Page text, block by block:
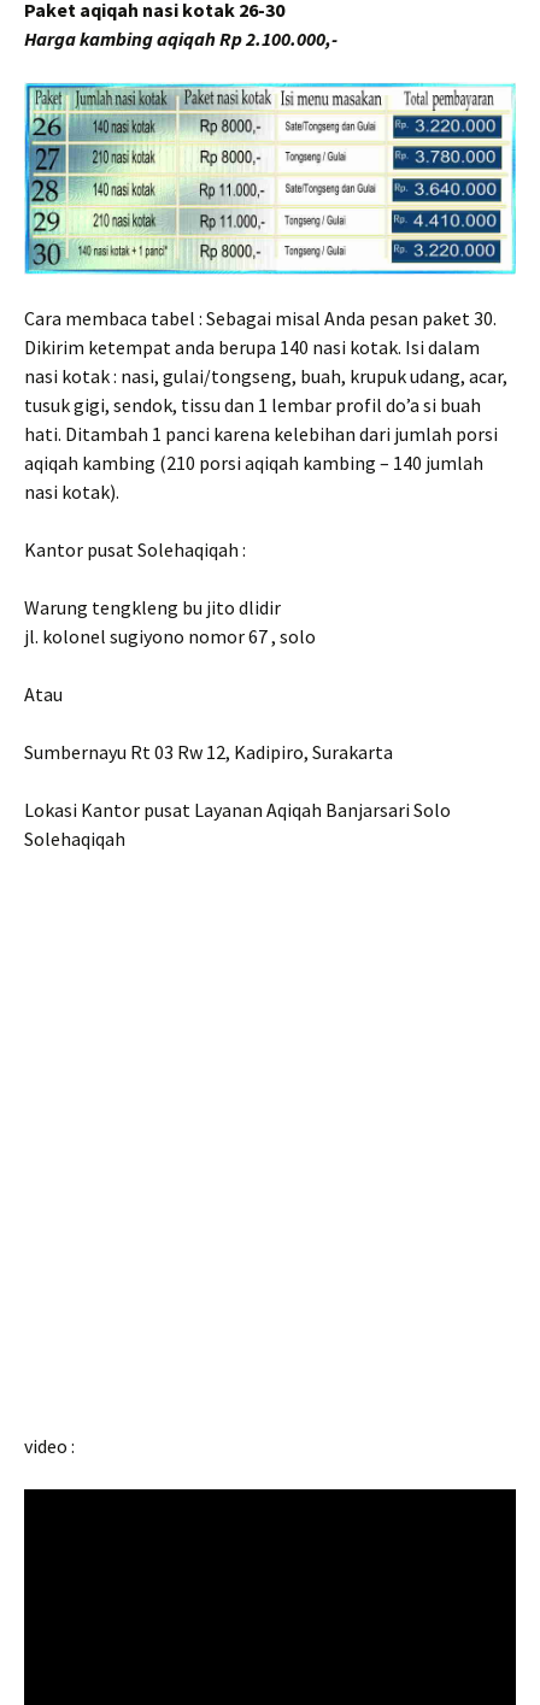
Paket aqiqah nasi kotak 26-30
Harga kambing aqiqah Rp 2.100.000,-
Cara membaca tabel : Sebagai misal Anda pesan paket 30.
Dikirim ketempat anda berupa 140 nasi kotak. Isi dalam
nasi kotak : nasi, gulai/tongseng, buah, krupuk udang, acar,
tusuk gigi, sendok, tissu dan 1 lembar profil do’a si buah
hati. Ditambah 1 panci karena kelebihan dari jumlah porsi
aqiqah kambing (210 porsi aqiqah kambing – 140 jumlah
nasi kotak).
Kantor pusat Solehaqiqah :
Warung tengkleng bu jito dlidir
jl. kolonel sugiyono nomor 67 , solo
Atau
Sumbernayu Rt 03 Rw 12, Kadipiro, Surakarta
Lokasi Kantor pusat Layanan Aqiqah Banjarsari Solo
Solehaqiqah
video :